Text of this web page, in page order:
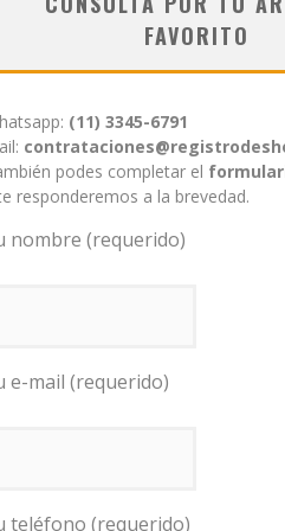
FAVORITO
(11) 3345-6791
podes completar el
responderemos a la brevedad.
nombre (requerido)
e-mail (requerido)
teléfono (requerido)